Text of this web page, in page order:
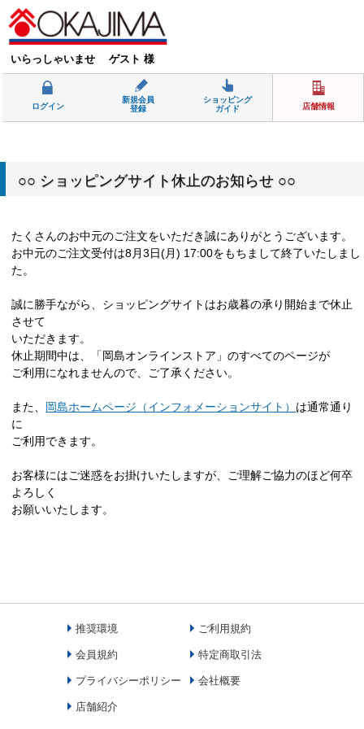
いらっしゃいませ ゲスト 様
ログイン
新規会員
登録
ショッピング
ガイド
店舗情報
○○ ショッピングサイト休止のお知らせ ○○
たくさんのお中元のご注文をいただき誠にありがとうございます。
お中元のご注文受付は8月3日(月) 17:00をもちまして終了いたしまし
た。
誠に勝手ながら、ショッピングサイトはお歳暮の承り開始まで休止
させて
いただきます。
休止期間中は、「岡島オンラインストア」のすべてのページが
ご利用になれませんので、ご了承ください。
また、 岡島ホームページ（インフォメーションサイト） は通常通り
に
ご利用できます。
お客様にはご迷惑をお掛けいたしますが、ご理解ご協力のほど何卒
よろしく
お願いいたします。
推奨環境 ご利用規約
会員規約 特定商取引法
プライバシーポリシー 会社概要
店舗紹介